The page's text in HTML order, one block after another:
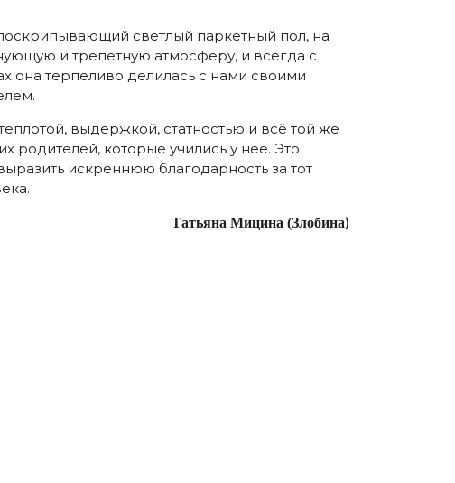
светлый паркетный пол, на
и трепетную атмосферу, и всегда с
она терпеливо делилась с нами своими
выдержкой, статностью и всё той же
родителей, которые учились у неё. Это
искреннюю благодарность за тот
Татьяна Мицина (Злобина)